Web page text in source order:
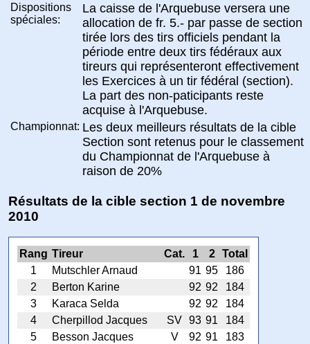
Dispositions
spéciales:
La caisse de l'Arquebuse versera une
allocation de fr. 5.- par passe de section
tirée lors des tirs officiels pendant la
période entre deux tirs fédéraux aux
tireurs qui représenteront effectivement
les Exercices à un tir fédéral (section).
La part des non-paticipants reste
acquise à l'Arquebuse.
Championnat: Les deux meilleurs résultats de la cible
Section sont retenus pour le classement
du Championnat de l'Arquebuse à
raison de 20%
Résultats de la cible section 1 de novembre
2010
Rang Tireur Cat. 1 2
Total
1
Mutschler Arnaud 91 95
186
2
Berton Karine 92 92
184
3
Karaca Selda 92 92
184
4
Cherpillod Jacques SV 93 91
184
5
Besson Jacques V 92 91
183